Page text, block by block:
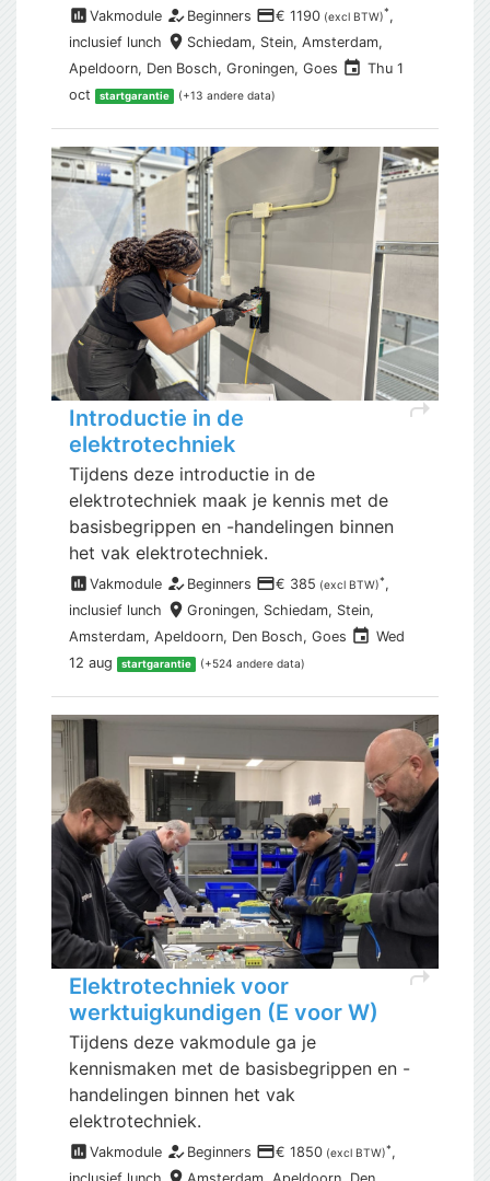
assessment Vakmodule how_to_reg Beginners payment€ 1190 (excl BTW)*,
inclusief lunch place Schiedam, Stein, Amsterdam,
Apeldoorn, Den Bosch, Groningen, Goes event Thu 1
oct
startgarantie (+13 andere data)
shortcut
Introductie in de
elektrotechniek
Tijdens deze introductie in de
elektrotechniek maak je kennis met de
basisbegrippen en -handelingen binnen
het vak elektrotechniek.
assessment Vakmodule how_to_reg Beginners payment€ 385 (excl BTW)*,
inclusief lunch place Groningen, Schiedam, Stein,
Amsterdam, Apeldoorn, Den Bosch, Goes event Wed
12 aug
startgarantie (+524 andere data)
shortcut
Elektrotechniek voor
werktuigkundigen (E voor W)
Tijdens deze vakmodule ga je
kennismaken met de basisbegrippen en -
handelingen binnen het vak
elektrotechniek.
assessment Vakmodule how_to_reg Beginners payment€ 1850 (excl BTW)*,